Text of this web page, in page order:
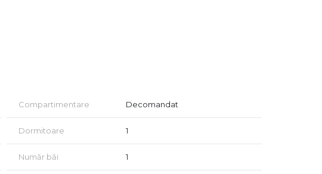
direct!
Compartimentare Decomandat
Dormitoare 1
Număr băi 1